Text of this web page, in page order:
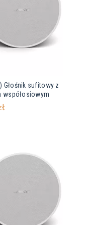
Głośnik sufitowy z
współosiowym